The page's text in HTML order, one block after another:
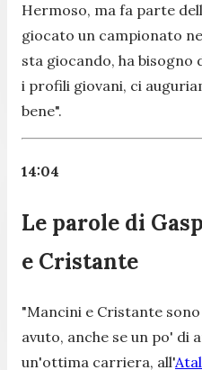
Hermoso, ma fa parte
giocato un campionato
sta giocando, ha
i profili giovani, ci
bene".
14:04
Le parole di
e Cristante
"Mancini e Cristante
avuto, anche se un po' di
un'ottima carriera, all'